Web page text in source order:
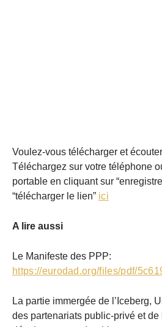
Voulez-vous télécharger et
Téléchargez sur votre téléphone
portable en cliquant sur
“télécharger le lien” ici
A lire aussi
Le Manifeste des PPP:
https://eurodad.org/files/pdf/
La partie immergée de l’Iceberg,
des partenariats public-privé et